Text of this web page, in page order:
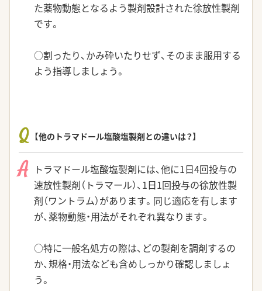
た薬物動態となるよう製剤設計された徐放性製剤
です。
○割ったり、かみ砕いたりせず、そのまま服用する
よう指導しましょう。
Q 【他のトラマドール塩酸塩製剤との違いは？】
A トラマドール塩酸塩製剤には、他に1日4回投与の
速放性製剤（トラマール）、1日1回投与の徐放性製
剤（ワントラム）があります。同じ適応を有します
が、薬物動態・用法がそれぞれ異なります。
○特に一般名処方の際は、どの製剤を調剤するの
か、規格・用法なども含めしっかり確認しましょ
う。